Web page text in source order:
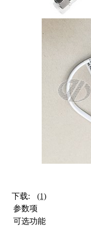
下载:
(1)
参数项
可选功能